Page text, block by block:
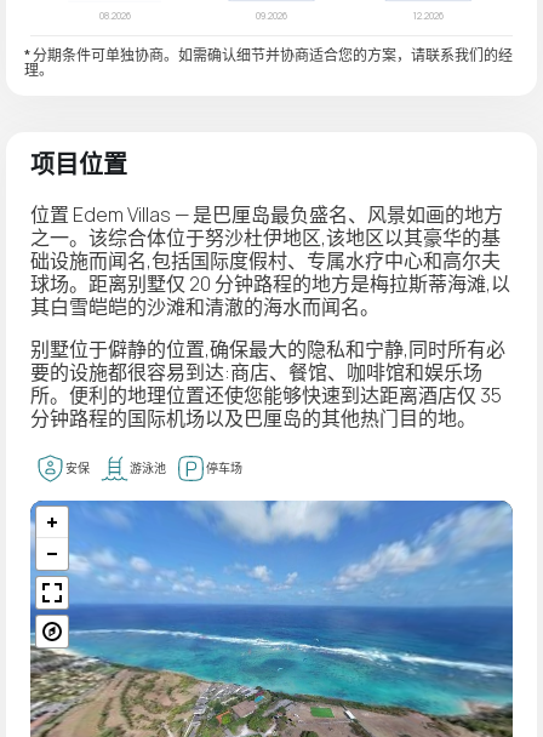
* 分期条件可单独协商。如需确认细节并协商适合您的方案，请联系我们的经
理。
项目位置
位置 Edem Villas — 是巴厘岛最负盛名、风景如画的地方
之一。该综合体位于努沙杜伊地区,该地区以其豪华的基
础设施而闻名,包括国际度假村、专属水疗中心和高尔夫
球场。距离别墅仅 20 分钟路程的地方是梅拉斯蒂海滩,以
其白雪皑皑的沙滩和清澈的海水而闻名。
别墅位于僻静的位置,确保最大的隐私和宁静,同时所有必
要的设施都很容易到达:商店、餐馆、咖啡馆和娱乐场
所。便利的地理位置还使您能够快速到达距离酒店仅 35
分钟路程的国际机场以及巴厘岛的其他热门目的地。
安保 游泳池 停车场